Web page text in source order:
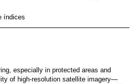
índices
especially in protected areas and
of high-resolution satellite imagery—